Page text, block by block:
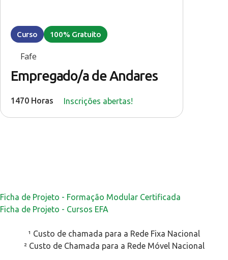
Curso 100% Gratuito
Fafe
Empregado/a de Andares
1470 Horas Inscrições abertas!
Ficha de Projeto - Formação Modular Certificada
Ficha de Projeto - Cursos EFA
¹ Custo de chamada para a Rede Fixa Nacional
² Custo de Chamada para a Rede Móvel Nacional